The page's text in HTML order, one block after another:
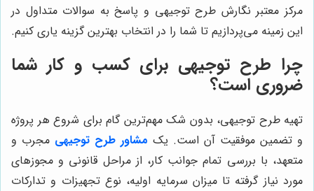
مرکز معتبر نگارش طرح توجیهی و پاسخ به سوالات متداول در
این زمینه می‌پردازیم تا شما را در انتخاب بهترین گزینه یاری کنیم.
چرا طرح توجیهی برای کسب و کار شما
ضروری است؟
تهیه طرح توجیهی، بدون شک مهم‌ترین گام برای شروع هر پروژه
و تضمین موفقیت آن است. یک مشاور طرح توجیهی مجرب و
متعهد، با بررسی تمام جوانب کار، از مراحل قانونی و مجوزهای
مورد نیاز گرفته تا میزان سرمایه اولیه، نوع تجهیزات و تدارکات